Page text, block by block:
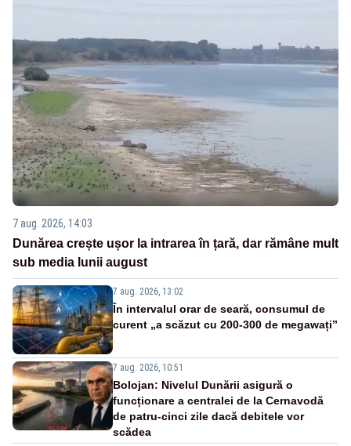
7 aug. 2026, 14:03
Dunărea crește ușor la intrarea în țară, dar rămâne mult
sub media lunii august
7 aug. 2026, 13:02
În intervalul orar de seară, consumul de
curent „a scăzut cu 200-300 de megawați”
7 aug. 2026, 10:51
Bolojan: Nivelul Dunării asigură o
funcționare a centralei de la Cernavodă
de patru-cinci zile dacă debitele vor
scădea